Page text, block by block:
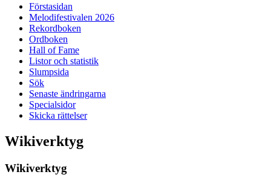
Förstasidan
Melodifestivalen 2026
Rekordboken
Ordboken
Hall of Fame
Listor och statistik
Slumpsida
Sök
Senaste ändringarna
Specialsidor
Skicka rättelser
Wikiverktyg
Wikiverktyg